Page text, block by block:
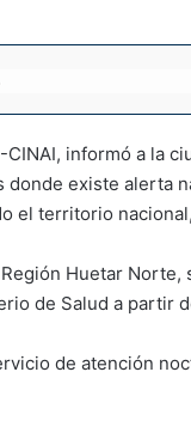
CINAI, informó a la
existe alerta
el territorio
Huetar
de Salud a partir
de atención